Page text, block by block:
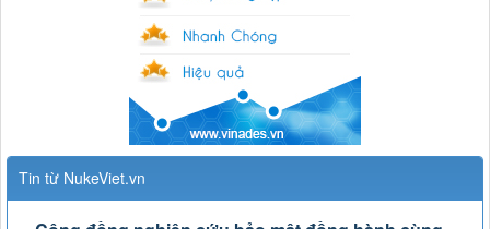
Tin từ NukeViet.vn